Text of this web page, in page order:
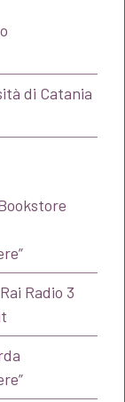
di Catania
Radio 3